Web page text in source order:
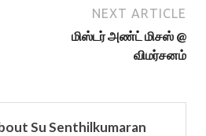
NEXT ARTICLE
மிஸ்டர் அண்ட் மிசஸ் @
விமர்சனம்
Su Senthilkumaran